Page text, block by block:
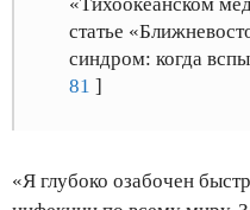
«Тихоокеанском
статье
синдром: когда
81 ]
«Я глубоко озабочен